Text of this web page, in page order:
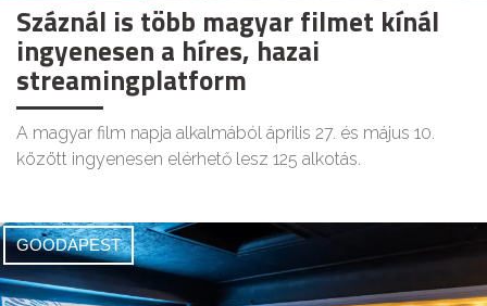
Száznál is több magyar filmet kínál
ingyenesen a híres, hazai
streamingplatform
A magyar film napja alkalmából április 27. és május 10.
között ingyenesen elérhető lesz 125 alkotás.
GOODAPEST